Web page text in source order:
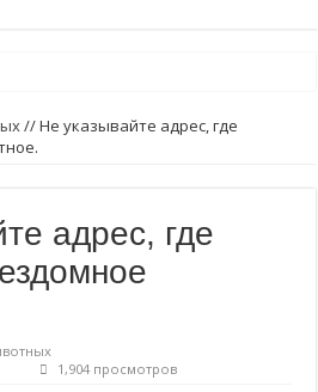
вашего города, почему нельзя покупать
содержанием протеинов.
приюта или с улицы.
❤
//Не указывайте адрес, где
адрес, где
1,904 просмотров